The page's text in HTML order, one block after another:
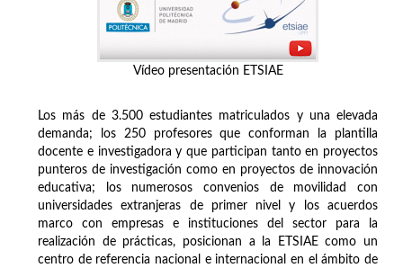
Vídeo presentación ETSIAE
Los más de 3.500 estudiantes matriculados y una elevada
demanda; los 250 profesores que conforman la plantilla
docente e investigadora y que participan tanto en proyectos
punteros de investigación como en proyectos de innovación
educativa; los numerosos convenios de movilidad con
universidades extranjeras de primer nivel y los acuerdos
marco con empresas e instituciones del sector para la
realización de prácticas, posicionan a la ETSIAE como un
centro de referencia nacional e internacional en el ámbito de